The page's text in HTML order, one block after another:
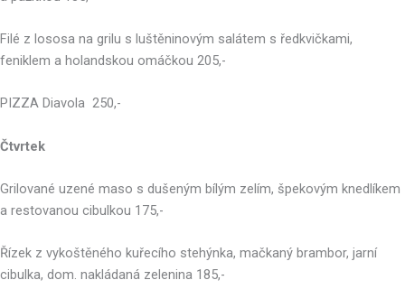
Filé z lososa na grilu s luštěninovým salátem s ředkvičkami,
feniklem a holandskou omáčkou 205,-
PIZZA Diavola 250,-
Čtvrtek
Grilované uzené maso s dušeným bílým zelím, špekovým knedlíkem
a restovanou cibulkou 175,-
Řízek z vykoštěného kuřecího stehýnka, mačkaný brambor, jarní
cibulka, dom. nakládaná zelenina 185,-